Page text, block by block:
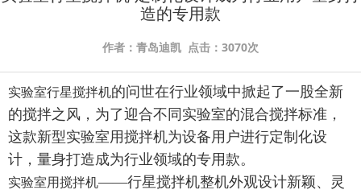
造的专用款
作者：青岛迪凯 点击：3070次
实验室行星搅拌机的问世在行业领域中掀起了一股全新
的搅拌之风，为了迎合不同实验室的混合搅拌标准，
这款新型实验室用搅拌机为设备用户进行定制化设
计，量身打造成为行业领域的专用款。
实验室用搅拌机——行星搅拌机整机外观设计新颖、灵